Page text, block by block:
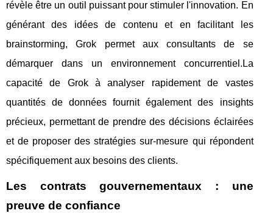
révèle être un outil puissant pour stimuler l'innovation. En
générant des idées de contenu et en facilitant les
brainstorming, Grok permet aux consultants de se
démarquer dans un environnement concurrentiel.La
capacité de Grok à analyser rapidement de vastes
quantités de données fournit également des insights
précieux, permettant de prendre des décisions éclairées
et de proposer des stratégies sur-mesure qui répondent
spécifiquement aux besoins des clients.
Les contrats gouvernementaux : une
preuve de confiance